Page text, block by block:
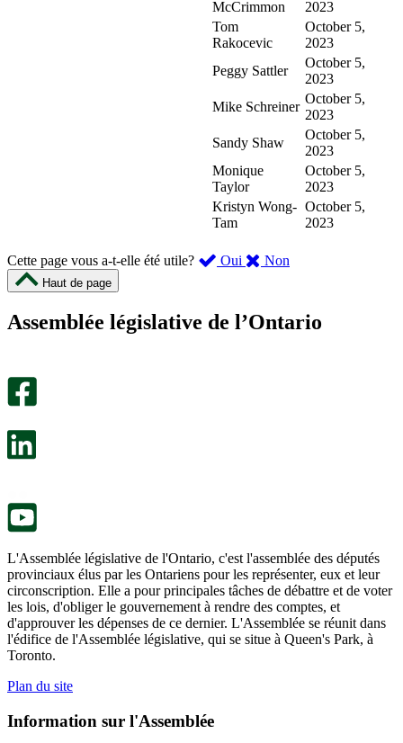
McCrimmon
2023
Tom
Rakocevic
October 5,
2023
Peggy Sattler
October 5,
2023
Mike Schreiner
October 5,
2023
Sandy Shaw
October 5,
2023
Monique
Taylor
October 5,
2023
Kristyn Wong-
Tam
October 5,
2023
Cette page vous a-t-elle été utile? Oui ,
été
Non
m’a
Haut de page
Assemblée législative de l’Ontario
L'Assemblée législative de l'Ontario, c'est l'assemblée des députés
provinciaux élus par les Ontariens pour les représenter, eux et leur
circonscription. Elle a pour principales tâches de débattre et de voter
les lois, d'obliger le gouvernement à rendre des comptes, et
d'approuver les dépenses de ce dernier. L'Assemblée se réunit dans
l'édifice de l'Assemblée législative, qui se situe à Queen's Park, à
Toronto.
Plan du site
Information sur l'Assemblée